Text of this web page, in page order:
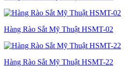
Hàng Rào Sắt Mỹ Thuật HSMT-02
Hàng Rào Sắt Mỹ Thuật HSMT-22